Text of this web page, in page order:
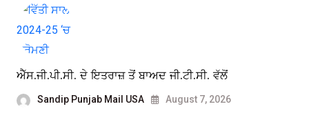
ਐੱਸ.ਜੀ.ਪੀ.ਸੀ. ਦੇ ਇਤਰਾਜ਼ ਤੋਂ ਬਾਅਦ ਜੀ.ਟੀ.ਸੀ. ਵੱਲੋਂ
Sandip Punjab Mail USA August 7, 2026